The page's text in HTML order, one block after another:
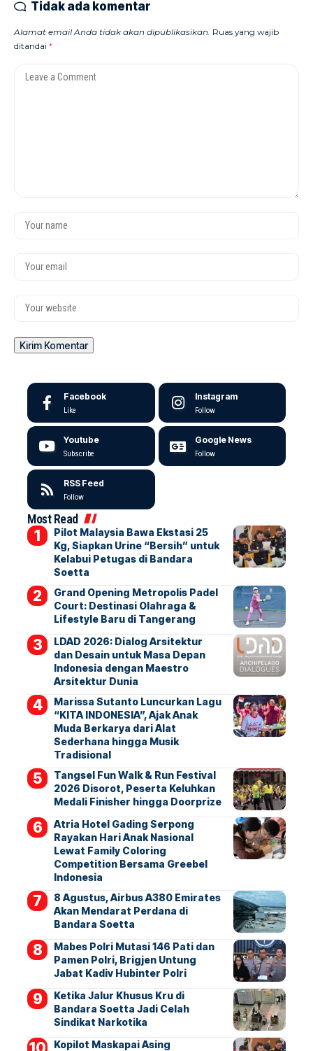
Tidak ada komentar
Alamat email Anda tidak akan dipublikasikan. Ruas yang wajib
ditandai *
Facebook
Like
Instagram
Follow
Youtube
Subscribe
Google News
Follow
RSS Feed
Follow
Most Read
Pilot Malaysia Bawa Ekstasi 25
Kg, Siapkan Urine “Bersih” untuk
Kelabui Petugas di Bandara
Soetta
Grand Opening Metropolis Padel
Court: Destinasi Olahraga &
Lifestyle Baru di Tangerang
LDAD 2026: Dialog Arsitektur
dan Desain untuk Masa Depan
Indonesia dengan Maestro
Arsitektur Dunia
Marissa Sutanto Luncurkan Lagu
“KITA INDONESIA”, Ajak Anak
Muda Berkarya dari Alat
Sederhana hingga Musik
Tradisional
Tangsel Fun Walk & Run Festival
2026 Disorot, Peserta Keluhkan
Medali Finisher hingga Doorprize
Atria Hotel Gading Serpong
Rayakan Hari Anak Nasional
Lewat Family Coloring
Competition Bersama Greebel
Indonesia
8 Agustus, Airbus A380 Emirates
Akan Mendarat Perdana di
Bandara Soetta
Mabes Polri Mutasi 146 Pati dan
Pamen Polri, Brigjen Untung
Jabat Kadiv Hubinter Polri
Ketika Jalur Khusus Kru di
Bandara Soetta Jadi Celah
Sindikat Narkotika
Kopilot Maskapai Asing